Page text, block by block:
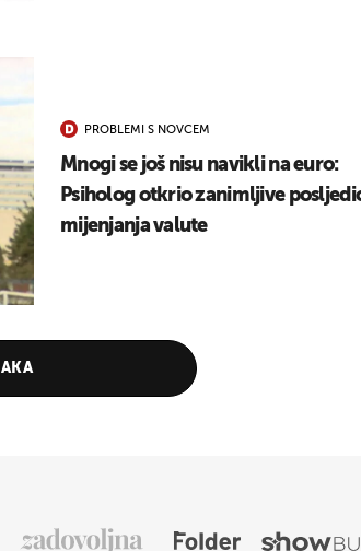
PROBLEMI S NOVCEM
Mnogi se još nisu navikli na euro:
Psiholog otkrio zanimljive
mijenjanja valute